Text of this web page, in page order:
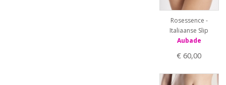
Rosessence -
Italiaanse Slip
Aubade
€ 60,00